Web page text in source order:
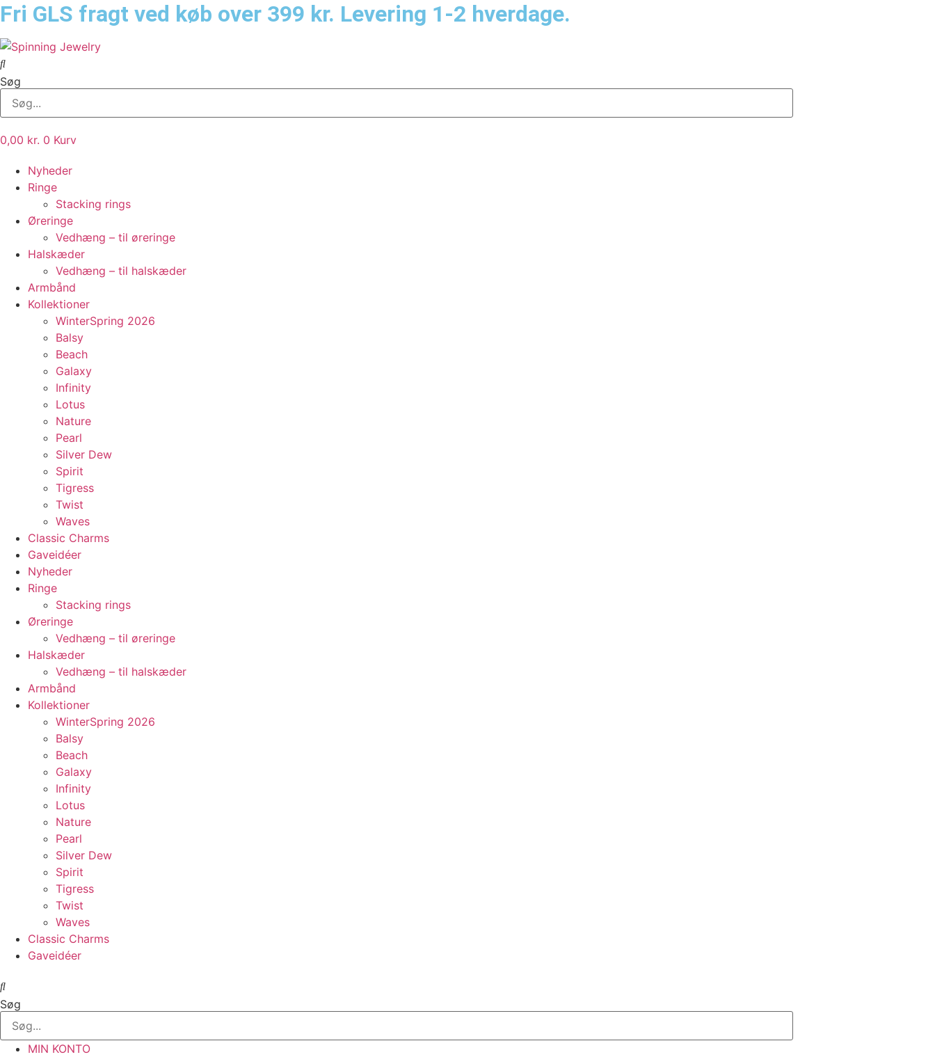
Fri GLS fragt ved køb over 399 kr. Levering 1-2 hverdage.
Søg
0,00 kr. 0 Kurv
Nyheder
Ringe
Stacking rings
Øreringe
Vedhæng – til øreringe
Halskæder
Vedhæng – til halskæder
Armbånd
Kollektioner
WinterSpring 2026
Balsy
Beach
Galaxy
Infinity
Lotus
Nature
Pearl
Silver Dew
Spirit
Tigress
Twist
Waves
Classic Charms
Gaveidéer
Nyheder
Ringe
Stacking rings
Øreringe
Vedhæng – til øreringe
Halskæder
Vedhæng – til halskæder
Armbånd
Kollektioner
WinterSpring 2026
Balsy
Beach
Galaxy
Infinity
Lotus
Nature
Pearl
Silver Dew
Spirit
Tigress
Twist
Waves
Classic Charms
Gaveidéer
Søg
MIN KONTO